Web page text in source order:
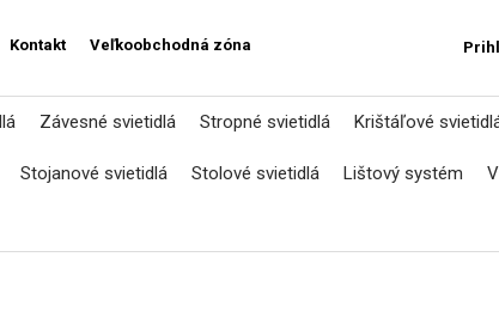
Kontakt Veľkoobchodná zóna
Závesné svietidlá Stropné svietidlá Krištáľové
Stojanové svietidlá Stolové svietidlá Lištový systém